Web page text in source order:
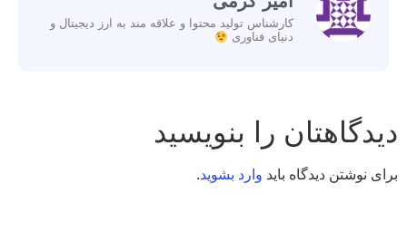
کارشناس تولید محتوا و علاقه مند به ارز دیجیتال و
دنیای فناوری
دیدگاهتان را بنویسید
برای نوشتن دیدگاه باید وارد بشوید.